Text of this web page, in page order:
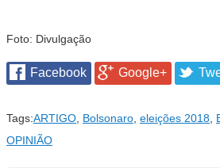
Foto: Divulgação
Facebook Google+
Tags:ARTIGO, Bolsonaro, eleições 2018,
OPINIÃO